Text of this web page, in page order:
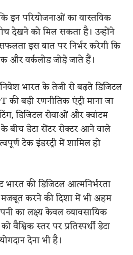
इन परियोजनाओं का वास्तविक
देखने को मिल सकता है। उन्होंने
इस बात पर निर्भर करेगी कि
और वर्कलोड जोड़े जाते हैं।
भारत के तेजी से बढ़ते डिजिटल
की बड़ी रणनीतिक एंट्री माना जा
डिजिटल सेवाओं और क्वांटम
के बीच डेटा सेंटर सेक्टर आने वाले
टेक इंडस्ट्री में शामिल हो
भारत की डिजिटल आत्मनिर्भरता
करने की दिशा में भी अहम
का लक्ष्य केवल व्यावसायिक
वैश्विक स्तर पर प्रतिस्पर्धी डेटा
देना भी है।